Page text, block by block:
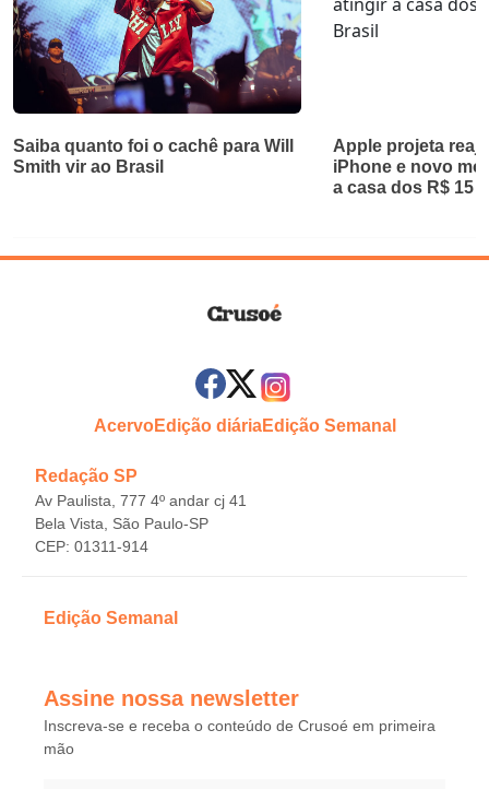
Saiba quanto foi o cachê para Will
Smith vir ao Brasil
Apple projeta
iPhone e novo
a casa dos R$ 15
AcervoEdição diáriaEdição Semanal
Redação SP
Av Paulista, 777 4º andar cj 41
Bela Vista, São Paulo-SP
CEP: 01311-914
Edição Semanal
Assine nossa newsletter
Inscreva-se e receba o conteúdo de Crusoé em primeira
mão